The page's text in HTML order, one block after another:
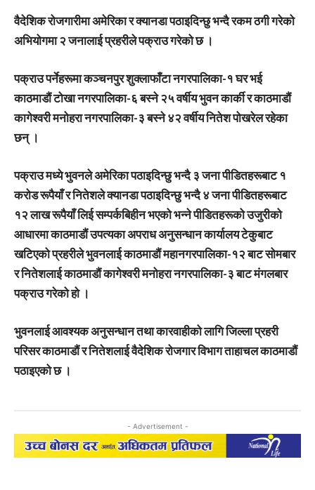
वैदेशिक रोजगारीमा अमेरिका र क्यानडा पठाइदिन्छु भन्दै रकम ठगी गरेको
अभियोगमा २ जनालाई प्रहरीले पक्राउ गरेको छ ।
पक्राउ पर्नेहरूमा कञ्चनपुर शुक्लाफाँटा नगरपालिका-१ घर भई
काठमाडौं टोखा नगरपालिका-६ बस्ने २५ वर्षीय भुवन कार्की र काठमाडौं
कागेश्वरी मनोहरा नगरपालिका-३ बस्ने ४२ वर्षीय नितेश पोखरेल रहेका
छन् ।
पक्राउ मध्ये भुवनले अमेरिका पठाइदिन्छु भन्दै ३ जना पीडितहरूबाट १
करोड रूपैयाँ र नितेशले क्यानडा पठाइदिन्छु भन्दै ४ जना पीडितहरूबाट
१२ लाख रूपैयाँ लिई सम्पर्कबिहीन भएको भन्ने पीडितहरूको उजुरीको
आधारमा काठमाडौं उपत्यका अपराध अनुसन्धान कार्यालय टेकुबाट
खटिएको प्रहरीले भुवनलाई काठमाडौं महानगरपालिका-१२ बाट सोमबार
र नितेशलाई काठमाडौं कागेश्वरी मनोहरा नगरपालिका-३ बाट मंगलबार
पक्राउ गरेको हो ।
भुवनलाई आवश्यक अनुसन्धान तथा कारवाहीको लागि जिल्ला प्रहरी
परिसर काठमाडौं र नितेशलाई वैदेशिक रोजगार विभाग ताहाचल काठमाडौं
पठाइएको छ ।
- Advertisement -